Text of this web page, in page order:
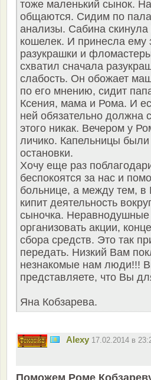
тоже маленький сынок.
общаются. Сидим по
анализы. Сабина
кошелек. И принесла ему
разукрашки и
схватил сначала
слабость. Он обожает
по его мнению, сидит
Ксения, мама и Рома. И
ней обязательно должна
этого никак. Вечером у
личико. Капельницы были
остановки.
Хочу еще раз
беспокоятся за нас и
больнице, а между тем,
кипит деятельность
сыночка.
организовать акции,
сбора средств. Это так
передать. Низкий Вам
незнакомые нам люди!!!
представляете, что Вы
Яна Кобзарева.
Alexy 17.02.2014 в
Поможем Роме